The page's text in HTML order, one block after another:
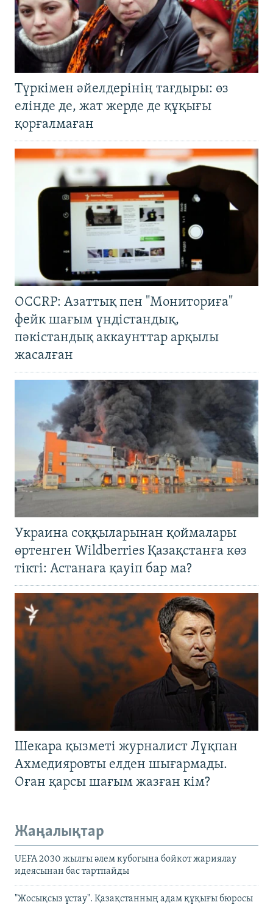
Түркімен әйелдерінің тағдыры: өз
елінде де, жат жерде де құқығы
қорғалмаған
OCCRP: Азаттық пен "Мониториға"
фейк шағым үндістандық,
пәкістандық аккаунттар арқылы
жасалған
Украина соққыларынан қоймалары
өртенген Wildberries Қазақстанға көз
тікті: Астанаға қауіп бар ма?
Шекара қызметі журналист Лұқпан
Ахмедияровты елден шығармады.
Оған қарсы шағым жазған кім?
Жаңалықтар
UEFA 2030 жылғы әлем кубогына бойкот жариялау
идеясынан бас тартпайды
"Жосықсыз ұстау". Қазақстанның адам құқығы бюросы